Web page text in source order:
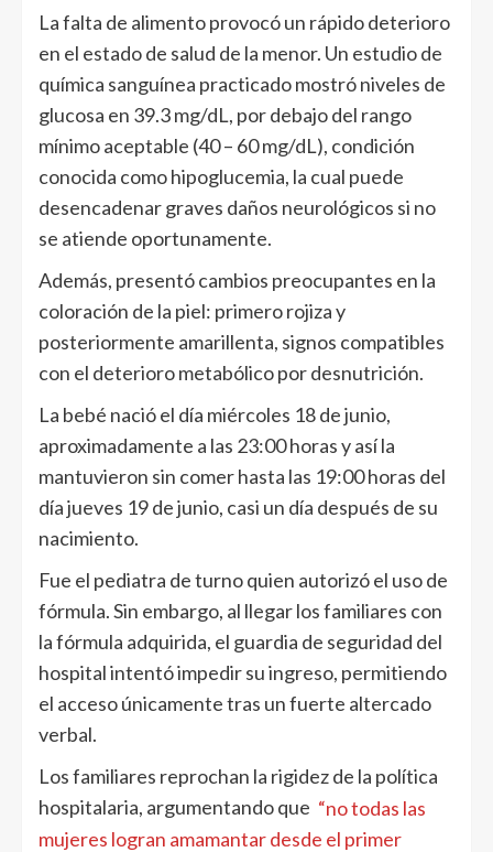
La falta de alimento provocó un rápido deterioro
en el estado de salud de la menor. Un estudio de
química sanguínea practicado mostró niveles de
glucosa en 39.3 mg/dL, por debajo del rango
mínimo aceptable (40 – 60 mg/dL), condición
conocida como hipoglucemia, la cual puede
desencadenar graves daños neurológicos si no
se atiende oportunamente.
Además, presentó cambios preocupantes en la
coloración de la piel: primero rojiza y
posteriormente amarillenta, signos compatibles
con el deterioro metabólico por desnutrición.
La bebé nació el día miércoles 18 de junio,
aproximadamente a las 23:00 horas y así la
mantuvieron sin comer hasta las 19:00 horas del
día jueves 19 de junio, casi un día después de su
nacimiento.
Fue el pediatra de turno quien autorizó el uso de
fórmula. Sin embargo, al llegar los familiares con
la fórmula adquirida, el guardia de seguridad del
hospital intentó impedir su ingreso, permitiendo
el acceso únicamente tras un fuerte altercado
verbal.
Los familiares reprochan la rigidez de la política
hospitalaria, argumentando que “no todas las
mujeres logran amamantar desde el primer